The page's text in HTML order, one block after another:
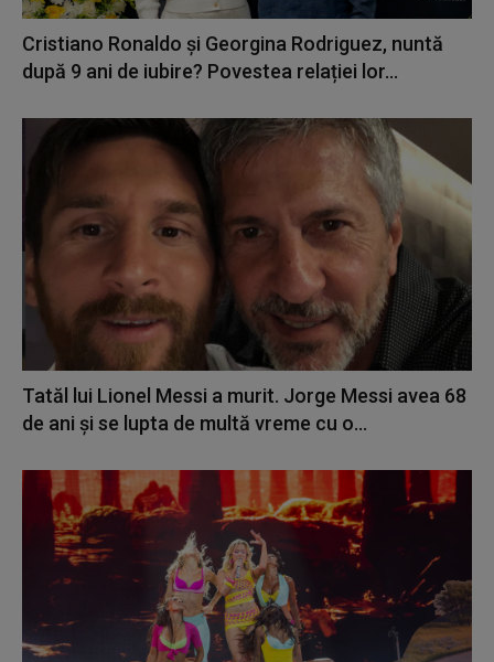
Cristiano Ronaldo și Georgina Rodriguez, nuntă
după 9 ani de iubire? Povestea relației lor...
Tatăl lui Lionel Messi a murit. Jorge Messi avea 68
de ani și se lupta de multă vreme cu o...